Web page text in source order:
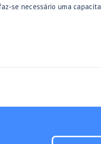
se necessário uma